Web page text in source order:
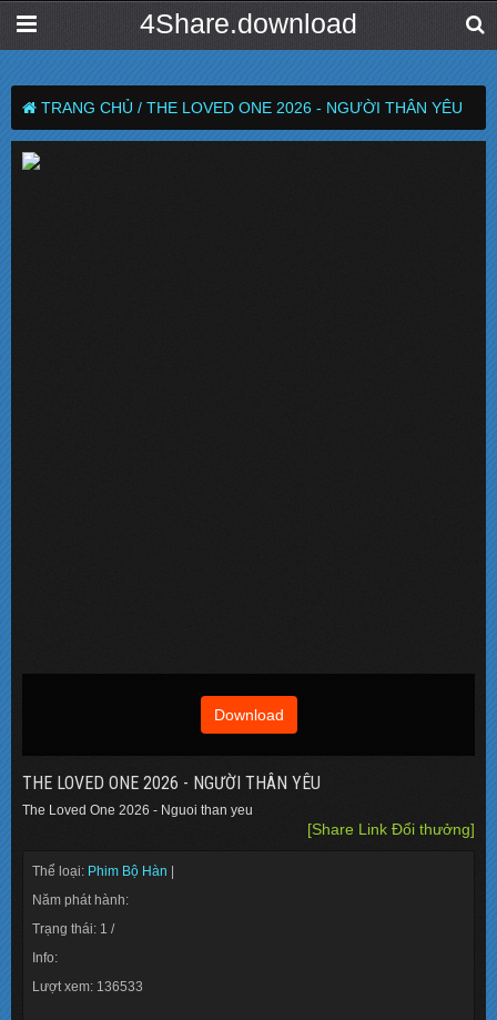
4Share.download
TRANG CHỦ / THE LOVED ONE 2026 - NGƯỜI THÂN YÊU
Download
THE LOVED ONE 2026 - NGƯỜI THÂN YÊU
The Loved One 2026 - Nguoi than yeu
[Share Link Đổi thưởng]
Thể loại: Phim Bộ Hàn
Năm phát hành:
Trạng thái: 1 /
Info:
Lượt xem: 136533